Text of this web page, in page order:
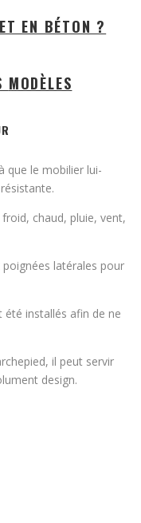
EN BÉTON ?
MODÈLES
que le mobilier lui-
froid, chaud, pluie, vent,
latérales pour
installés afin de ne
il peut servir
design.